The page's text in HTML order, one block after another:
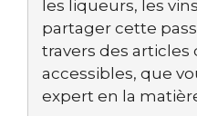
les liqueurs, les
partager cette
travers des articles
accessibles, que
expert en la